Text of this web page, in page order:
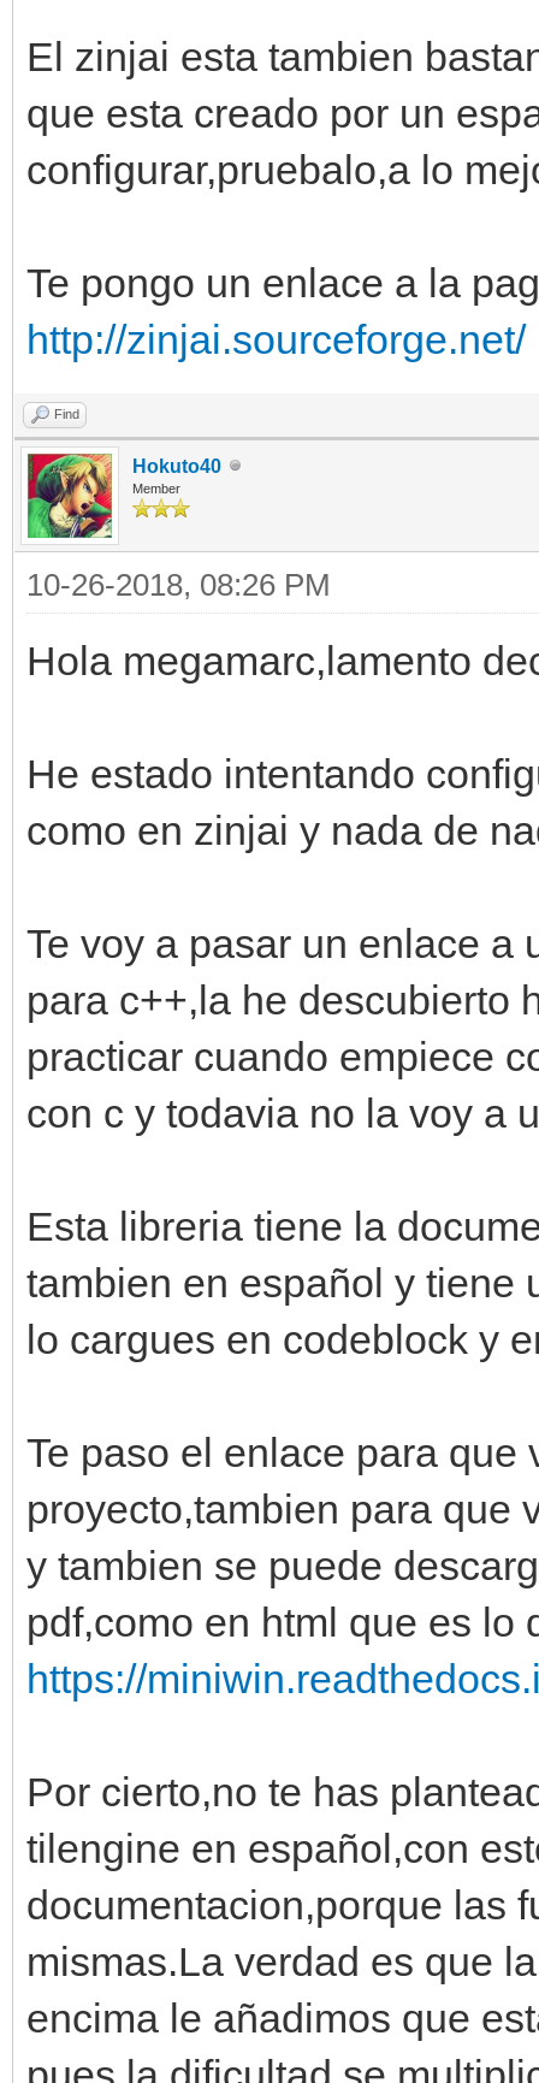
El zinjai esta tambien
que esta creado por un
configurar,pruebalo,a lo
Te pongo un enlace a la
http://zinjai.sourceforge.net/
Find
Hokuto40
Member
10-26-2018, 08:26 PM
Hola megamarc,lamento
He estado intentando
como en zinjai y nada de
Te voy a pasar un enlace a
para c++,la he descubierto
practicar cuando empiece
con c y todavia no la voy a
Esta libreria tiene la
tambien en español y tiene
lo cargues en codeblock y
Te paso el enlace para que
proyecto,tambien para que
y tambien se puede
pdf,como en html que es lo
https://
Por cierto,no te has
tilengine en español,con
documentacion,porque las
mismas.La verdad es que
encima le añadimos que